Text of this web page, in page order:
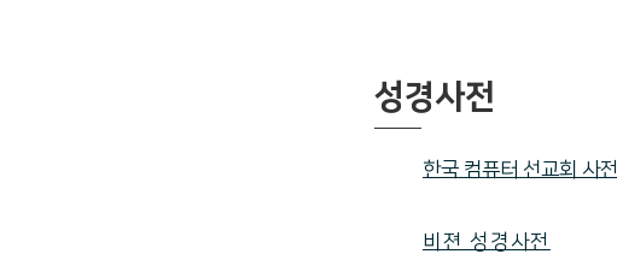
성경사전
한국 컴퓨터 선교회 사전
비젼 성경사전